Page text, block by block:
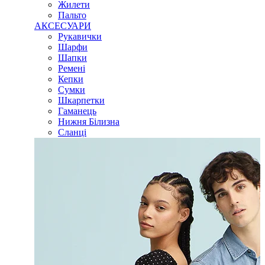
Жилети
Пальто
АКСЕСУАРИ
Рукавички
Шарфи
Шапки
Ремені
Кепки
Сумки
Шкарпетки
Гаманець
Нижня Білизна
Сланці